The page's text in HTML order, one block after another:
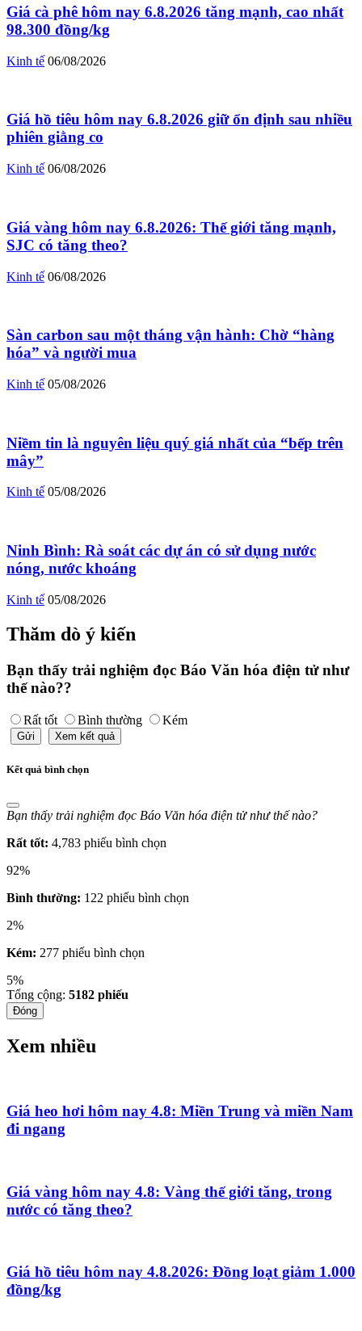
Giá cà phê hôm nay 6.8.2026 tăng mạnh, cao nhất
98.300 đồng/kg
Kinh tế 06/08/2026
Giá hồ tiêu hôm nay 6.8.2026 giữ ổn định sau nhiều
phiên giằng co
Kinh tế 06/08/2026
Giá vàng hôm nay 6.8.2026: Thế giới tăng mạnh,
SJC có tăng theo?
Kinh tế 06/08/2026
Sàn carbon sau một tháng vận hành: Chờ “hàng
hóa” và người mua
Kinh tế 05/08/2026
Niềm tin là nguyên liệu quý giá nhất của “bếp trên
mây”
Kinh tế 05/08/2026
Ninh Bình: Rà soát các dự án có sử dụng nước
nóng, nước khoáng
Kinh tế 05/08/2026
Thăm dò ý kiến
Bạn thấy trải nghiệm đọc Báo Văn hóa điện tử như
thế nào??
Rất tốt Bình thường Kém
Gửi Xem kết quả
Kết quả bình chọn
Bạn thấy trải nghiệm đọc Báo Văn hóa điện tử như thế nào?
Rất tốt: 4,783 phiếu bình chọn
92%
Bình thường: 122 phiếu bình chọn
2%
Kém: 277 phiếu bình chọn
5%
Tổng cộng: 5182 phiếu
Đóng
Xem nhiều
Giá heo hơi hôm nay 4.8: Miền Trung và miền Nam
đi ngang
Giá vàng hôm nay 4.8: Vàng thế giới tăng, trong
nước có tăng theo?
Giá hồ tiêu hôm nay 4.8.2026: Đồng loạt giảm 1.000
đồng/kg